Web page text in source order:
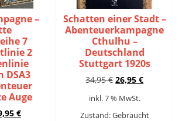
–
7
2
DSA3
Auge
€Aktueller
Schatten einer Stadt –
Abenteuerkampagne
Cthulhu –
Deutschland
Stuttgart 1920s
34,95€ Ursprünglicher
war:
34,95 €
26,95€Aktueller
26,95 €.
inkl. 7 % MwSt.
Zustand: Gebraucht